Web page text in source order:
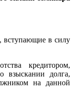
вступающие в силу
кредитором,
взыскании долга,
на данной